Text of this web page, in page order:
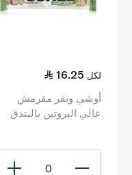
16.25 لكل
أوشي ويفر مقرمش
عالي البروتين بالبندق
0